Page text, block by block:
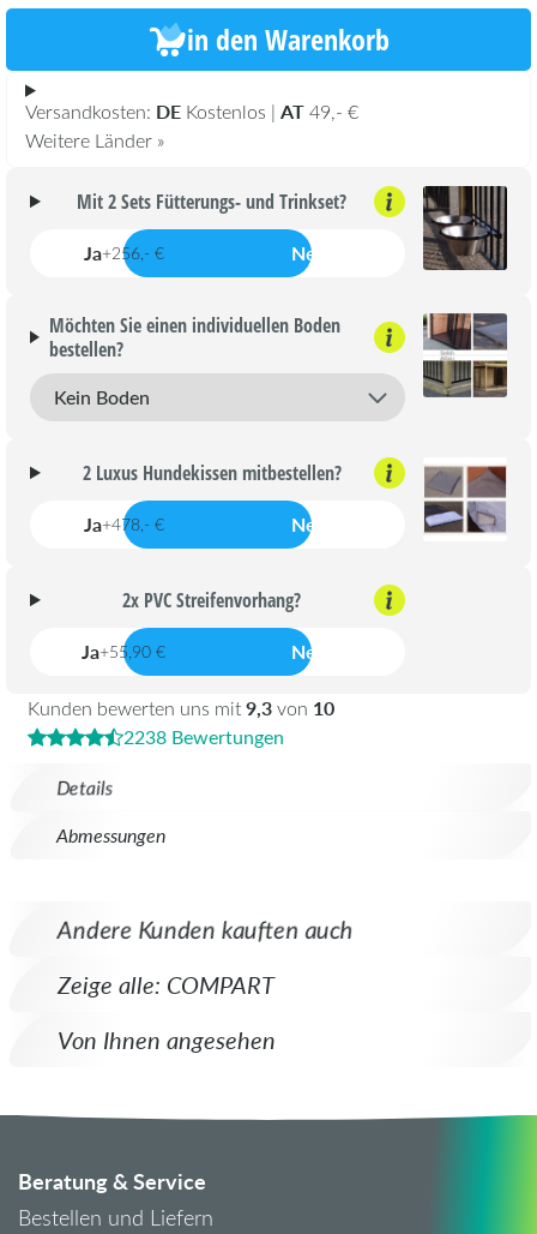
Details
Abmessungen
in den Warenkorb
Versandkosten: DE Kostenlos | AT49,- €
Weitere Länder »
Kunden bewerten uns mit9,3von 10
2238 Bewertungen
Mit 2 Sets Fütterungs- und Trinkset?
Ja+256,- € Nein
Möchten Sie einen individuellen Boden
bestellen?
2 Luxus Hundekissen mitbestellen?
Ja+478,- € Nein
2x PVC Streifenvorhang?
Ja+55,90 € Nein
Andere Kunden kauften auch
Zeige alle: COMPART
Von Ihnen angesehen
Beratung & Service
Bestellen und Liefern